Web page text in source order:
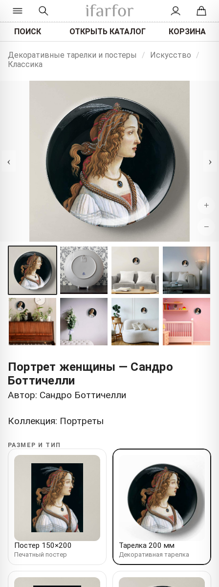
ПОИСК ОТКРЫТЬ КАТАЛОГ КОРЗИНА
Декоративные тарелки и постеры / Искусство
/
Классика
‹ ›
+
−
Портрет женщины — Сандро
Боттичелли
Автор: Сандро Боттичелли
Коллекция: Портреты
РАЗМЕР И ТИП
Постер 150×200
Печатный постер
Тарелка 200 мм
Декоративная тарелка